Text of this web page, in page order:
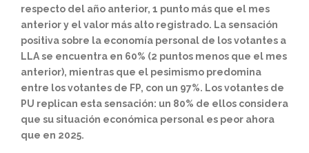
respecto del año anterior, 1 punto más que el mes
anterior y el valor más alto registrado. La sensación
positiva sobre la economía personal de los votantes a
LLA se encuentra en 60% (2 puntos menos que el mes
anterior), mientras que el pesimismo predomina
entre los votantes de FP, con un 97%. Los votantes de
PU replican esta sensación: un 80% de ellos considera
que su situación económica personal es peor ahora
que en 2025.